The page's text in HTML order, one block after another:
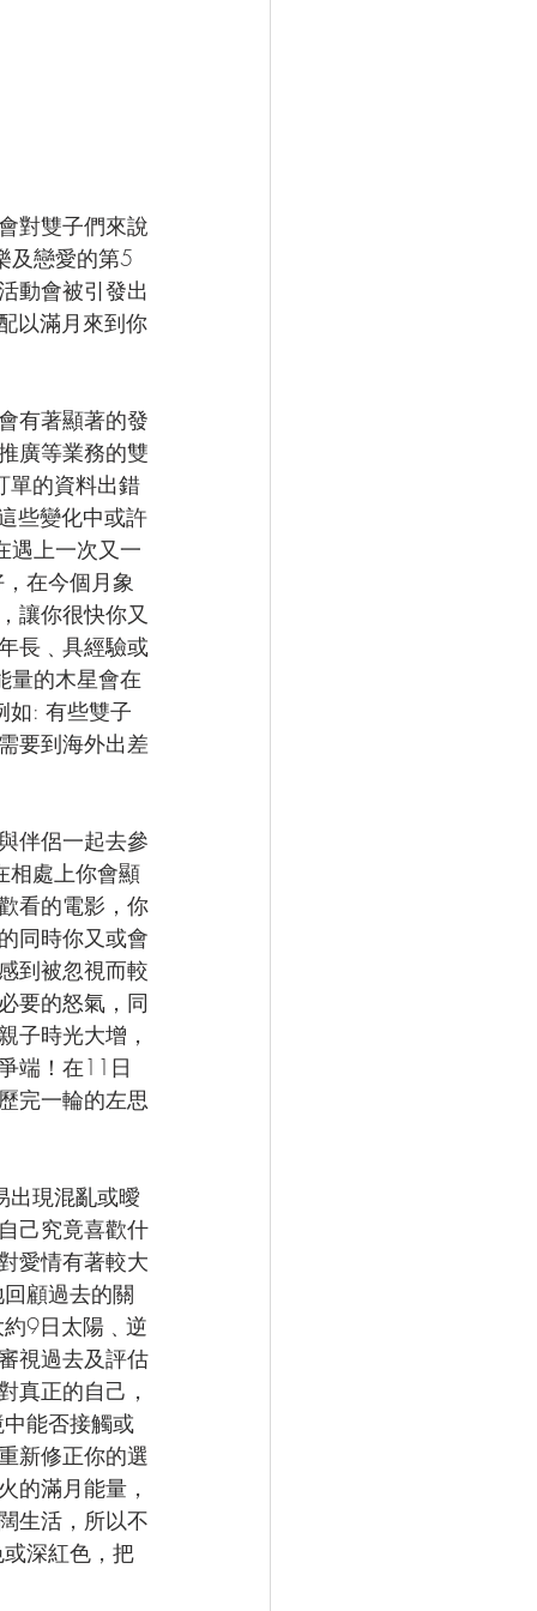
對雙子們來說
及戀愛的第5
動會被引發出
以滿月來到你
有著顯著的發
廣等業務的雙
單的資料出錯
些變化中或許
遇上一次又一
在今個月象
讓你很快你又
長﹑具經驗或
量的木星會在
如: 有些雙子
要到海外出差
伴侶一起去參
相處上你會顯
看的電影，你
同時你又或會
到被忽視而較
要的怒氣，同
子時光大增，
端！在11日
完一輪的左思
出現混亂或曖
己究竟喜歡什
愛情有著較大
顧過去的關
9日太陽﹑逆
視過去及評估
真正的自己，
能否接觸或
新修正你的選
的滿月能量，
生活，所以不
深紅色，把